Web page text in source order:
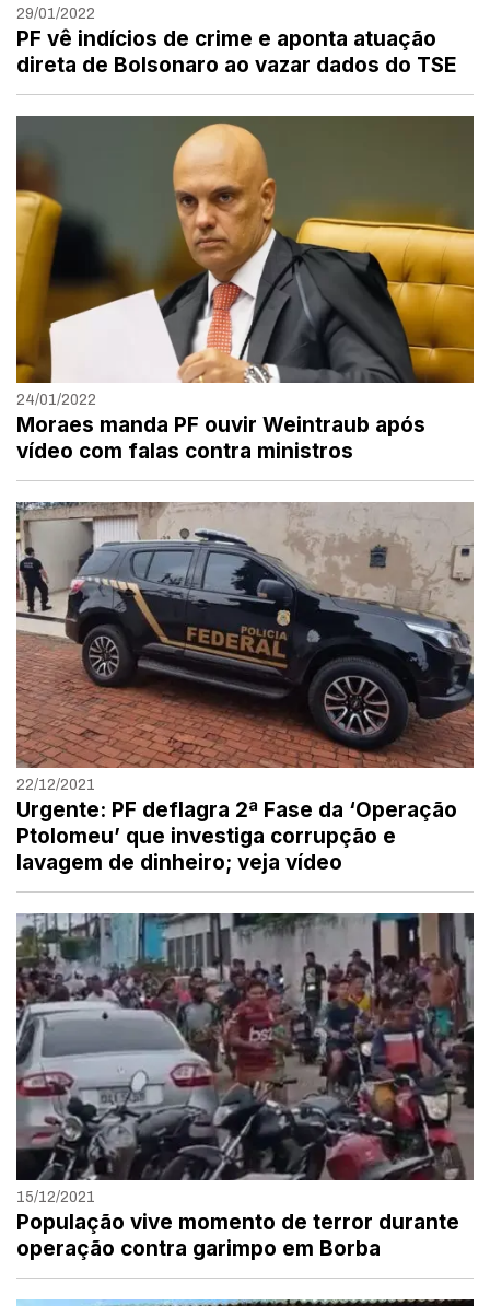
29/01/2022
PF vê indícios de crime e aponta atuação
direta de Bolsonaro ao vazar dados do TSE
24/01/2022
Moraes manda PF ouvir Weintraub após
vídeo com falas contra ministros
22/12/2021
Urgente: PF deflagra 2ª Fase da ‘Operação
Ptolomeu’ que investiga corrupção e
lavagem de dinheiro; veja vídeo
15/12/2021
População vive momento de terror durante
operação contra garimpo em Borba